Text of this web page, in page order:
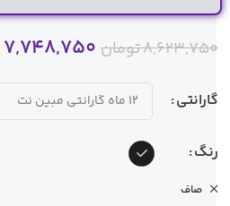
8,623,750تومان 7,748,750
گارانتی
رنگ
صاف